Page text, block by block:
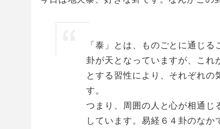
「泰」とは、ものごとに通じ
卦が天となっていますが、これ
とする習性により、それぞれ
す。
つまり、周囲の人と心が相通じ
しています。易経６４卦のなか